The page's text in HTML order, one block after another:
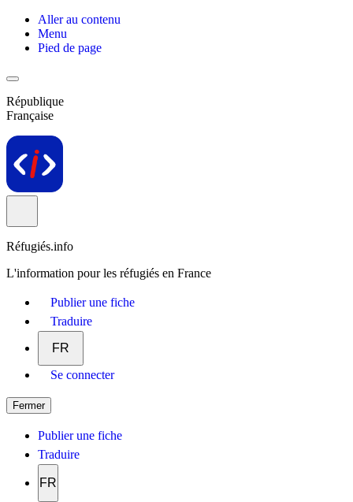
Aller au contenu
Menu
Pied de page
République
Française
Réfugiés.info
L'information pour les réfugiés en France
Publier une fiche
Traduire
FR
Se connecter
Fermer
Publier une fiche
Traduire
FR